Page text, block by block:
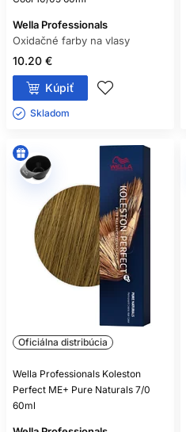
Wella Professionals
Oxidačné farby na vlasy
10.20 €
Kúpiť
Skladom ㅤ
Oficiálna distribúcia
Wella Professionals Koleston
Perfect ME+ Pure Naturals 7/0
60ml